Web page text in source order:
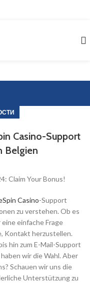
Casino-Support
Belgien
Casino-Support
zu verstehen. Ob es
einfache Frage
Kontakt herzustellen.
hin zum E-Mail-Support
wir die Wahl. Aber
Schauen wir uns die
Unterstützung zu